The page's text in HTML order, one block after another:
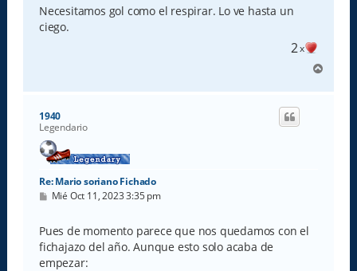
s
a
j
Necesitamos gol como el respirar. Lo ve hasta un
ciego.
2x
r
1940
Legendario
Re: Mario soriano Fichado
M
s
a
j
e
Mié Oct 11, 2023 3:35 pm
Pues de momento parece que nos quedamos con el
fichajazo del año. Aunque esto solo acaba de
empezar: